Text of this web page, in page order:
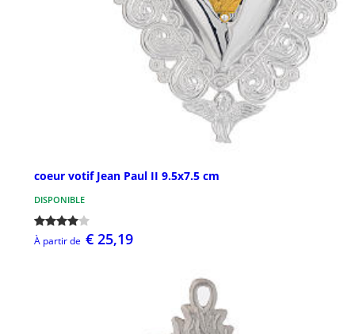
coeur votif Jean Paul II 9.5x7.5 cm
DISPONIBLE
À partir de € 25,19